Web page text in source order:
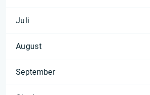
Juli
August
September